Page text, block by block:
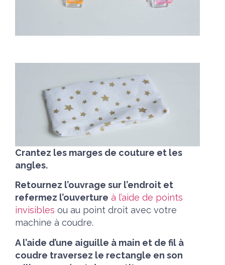
Crantez les marges de couture et les
angles.
Retournez l’ouvrage sur l’endroit et
refermez l’ouverture à l’aide de points
invisibles ou au point droit avec votre
machine à coudre.
A l’aide d’une aiguille à main et de fil à
coudre traversez le rectangle en son